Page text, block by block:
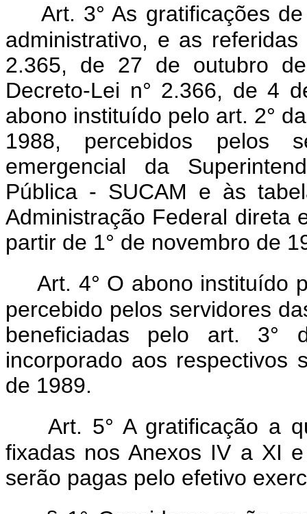
Art. 3° As gratificações
administrativo, e as
2.365, de 27 de outubro
Decreto-Lei n° 2.366, de 4
abono instituído pelo art. 2°
1988, percebidos pelos
emergencial da
Pública - SUCAM e às
Administração Federal direta
partir de 1° de novembro de
Art. 4° O abono instituído
percebido pelos servidores
beneficiadas pelo art.
incorporado aos respectivos
de 1989.
Art. 5° A gratificação a
fixadas nos Anexos IV a XI
serão pagas pelo efetivo